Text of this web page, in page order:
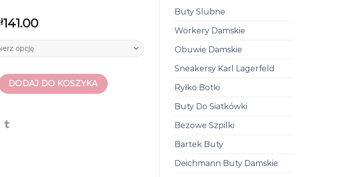
Buty Slubne
Workery Damskie
Obuwie Damskie
Sneakersy Karl Lagerfeld
Ryłko Botki
Buty Do Siatkówki
Bezowe Szpilki
Bartek Buty
Deichmann Buty Damskie
141.00
DODAJ DO KOSZYKA